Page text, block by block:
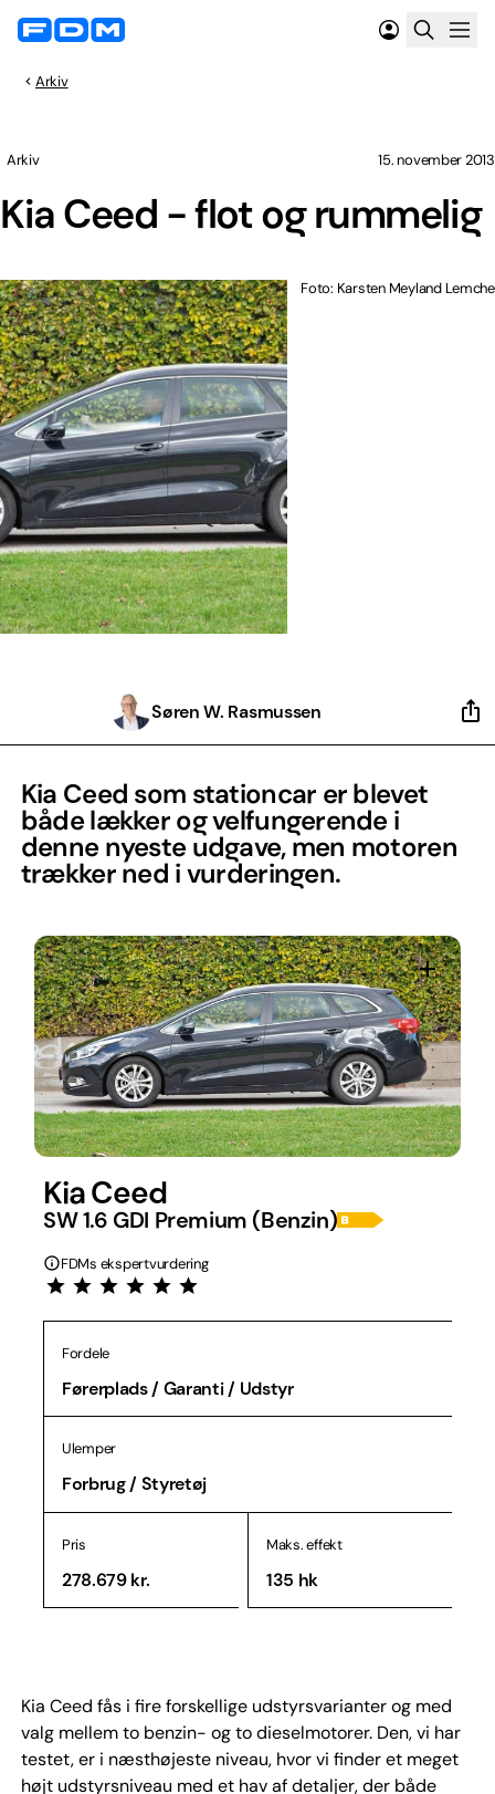
Arkiv
Kia Ceed - flot og rummelig
Arkiv 15. november 2013
Foto: Karsten Meyland Lemche
Søren W. Rasmussen
Kia Ceed som stationcar er blevet
både lækker og velfungerende i
denne nyeste udgave, men motoren
trækker ned i vurderingen.
Kia Ceed
SW 1.6 GDI Premium (Benzin)
FDMs ekspertvurdering
Fordele
Førerplads / Garanti / Udstyr
Ulemper
Forbrug / Styretøj
Pris
278.679 kr.
Maks. effekt
135 hk
Kia Ceed fås i fire forskellige udstyrsvarianter og med
valg mellem to benzin- og to dieselmotorer. Den, vi har
testet, er i næsthøjeste niveau, hvor vi finder et meget
højt udstyrsniveau med et hav af detaljer, der både